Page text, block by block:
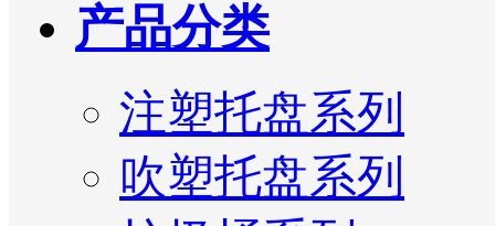
产品分类
注塑托盘系列
吹塑托盘系列